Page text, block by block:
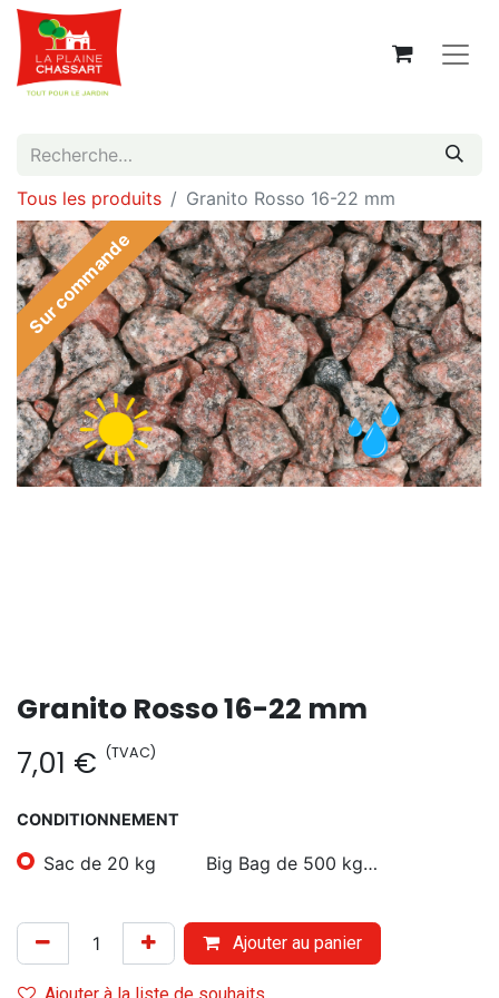
Tous les produits Granito Rosso 16-22 mm
Sur commande
Granito Rosso 16-22 mm
7,01 € (TVAC)
CONDITIONNEMENT
Sac de 20 kg Big Bag de 500 kg…
Ajouter au panier
Ajouter à la liste de souhaits